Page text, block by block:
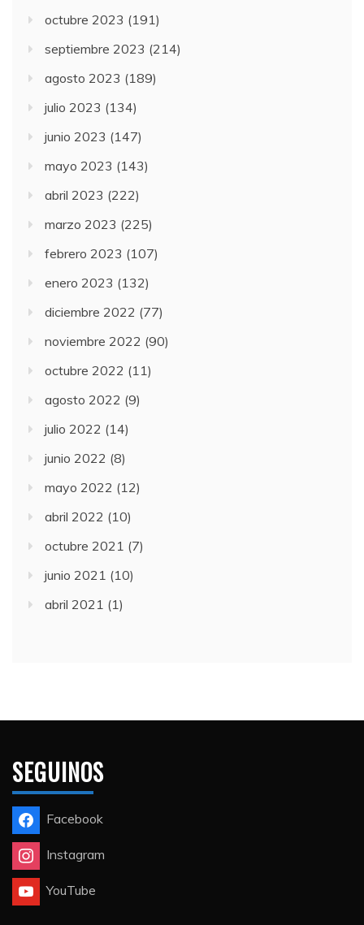
octubre 2023 (191)
septiembre 2023 (214)
agosto 2023 (189)
julio 2023 (134)
junio 2023 (147)
mayo 2023 (143)
abril 2023 (222)
marzo 2023 (225)
febrero 2023 (107)
enero 2023 (132)
diciembre 2022 (77)
noviembre 2022 (90)
octubre 2022 (11)
agosto 2022 (9)
julio 2022 (14)
junio 2022 (8)
mayo 2022 (12)
abril 2022 (10)
octubre 2021 (7)
junio 2021 (10)
abril 2021 (1)
SEGUINOS
Facebook
Instagram
YouTube